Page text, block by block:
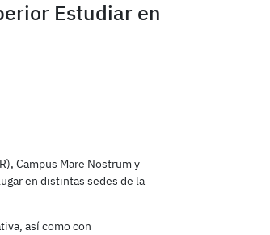
Estudiar en
Campus Mare Nostrum y
en distintas sedes de la
así como con